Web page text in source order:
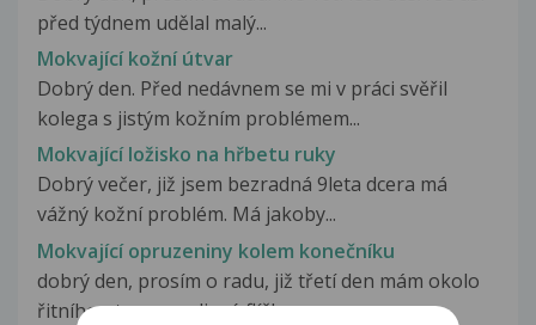
před týdnem udělal malý...
Mokvající kožní útvar
Dobrý den. Před nedávnem se mi v práci svěřil
kolega s jistým kožním problémem...
Mokvající ložisko na hřbetu ruky
Dobrý večer, již jsem bezradná 9leta dcera má
vážný kožní problém. Má jakoby...
Mokvající opruzeniny kolem konečníku
dobrý den, prosím o radu, již třetí den mám okolo
řitního otvoru podivné flíčky,...